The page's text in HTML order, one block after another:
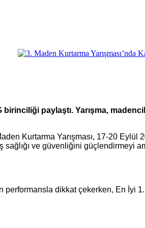
birinciliği paylaştı. Yarışma,
Kurtarma Yarışması, 17-20 Eylül
ve güvenliğini güçlendirmeyi
dikkat çekerken, En İyi